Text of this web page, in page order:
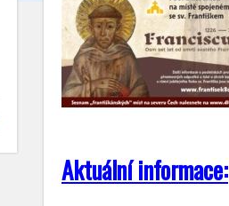
Aktuální informace: